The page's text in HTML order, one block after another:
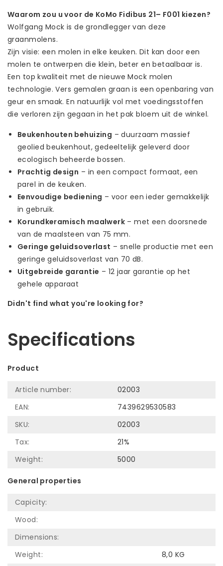
Waarom zou u voor de KoMo Fidibus 21– F001 kiezen?
Wolfgang Mock is de grondlegger van deze
graanmolens.
Zijn visie: een molen in elke keuken. Dit kan door een
molen te ontwerpen die klein, beter en betaalbaar is.
Een top kwaliteit met de nieuwe Mock molen
technologie. Vers gemalen graan is een openbaring van
geur en smaak. En natuurlijk vol met voedingsstoffen
die verloren zijn gegaan in het pak bloem uit de winkel.
Beukenhouten behuizing – duurzaam massief
geolied beukenhout, gedeeltelijk geleverd door
ecologisch beheerde bossen.
Prachtig design – in een compact formaat, een
parel in de keuken.
Eenvoudige bediening – voor een ieder gemakkelijk
in gebruik.
Korundkeramisch maalwerk – met een doorsnede
van de maalsteen van 75 mm.
Geringe geluidsoverlast – snelle productie met een
geringe geluidsoverlast van 70 dB.
Uitgebreide garantie – 12 jaar garantie op het
gehele apparaat
Didn't find what you're looking for?
Specifications
Product
Article number:
02003
EAN:
7439629530583
SKU:
02003
Tax:
21%
Weight:
5000
General properties
Capicity:
Wood:
Dimensions:
Weight:
8,0 KG